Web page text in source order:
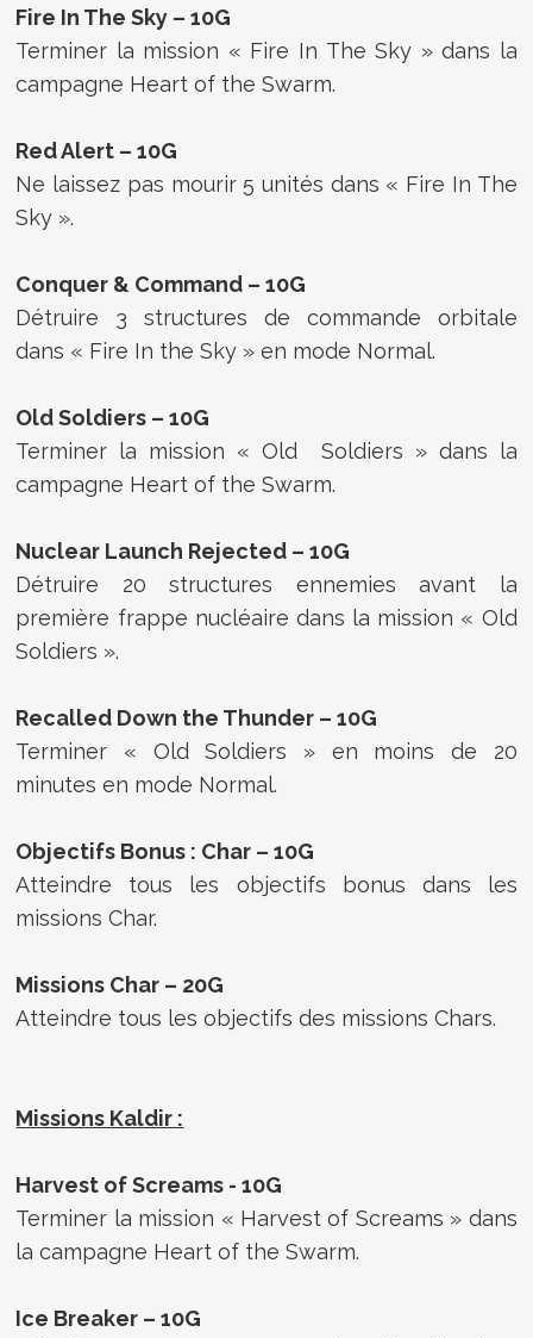
Fire In The Sky – 10G
Terminer la mission « Fire In The Sky » dans la
campagne Heart of the Swarm.
Red Alert – 10G
Ne laissez pas mourir 5 unités dans « Fire In The
Sky ».
Conquer & Command – 10G
Détruire 3 structures de commande orbitale
dans « Fire In the Sky » en mode Normal.
Old Soldiers – 10G
Terminer la mission « Old Soldiers » dans la
campagne Heart of the Swarm.
Nuclear Launch Rejected – 10G
Détruire 20 structures ennemies avant la
première frappe nucléaire dans la mission « Old
Soldiers ».
Recalled Down the Thunder – 10G
Terminer « Old Soldiers » en moins de 20
minutes en mode Normal.
Objectifs Bonus : Char – 10G
Atteindre tous les objectifs bonus dans les
missions Char.
Missions Char – 20G
Atteindre tous les objectifs des missions Chars.
Missions Kaldir :
Harvest of Screams - 10G
Terminer la mission « Harvest of Screams » dans
la campagne Heart of the Swarm.
Ice Breaker – 10G